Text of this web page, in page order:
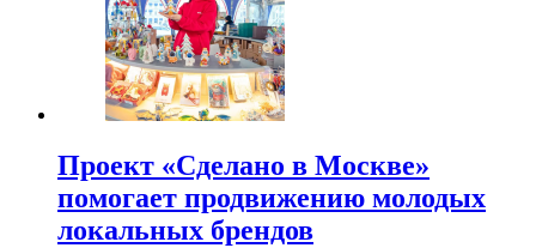
Проект «Сделано в Москве»
помогает продвижению молодых
локальных брендов